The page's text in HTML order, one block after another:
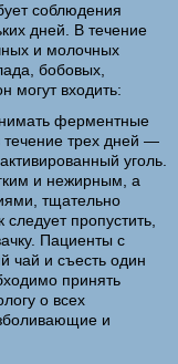
соблюдения
дней. В течение
и молочных
бобовых,
могут входить:
ферментные
течение трех дней —
уголь.
и нежирным, а
тщательно
пропустить,
Пациенты с
чай и съесть один
принять
о всех
и